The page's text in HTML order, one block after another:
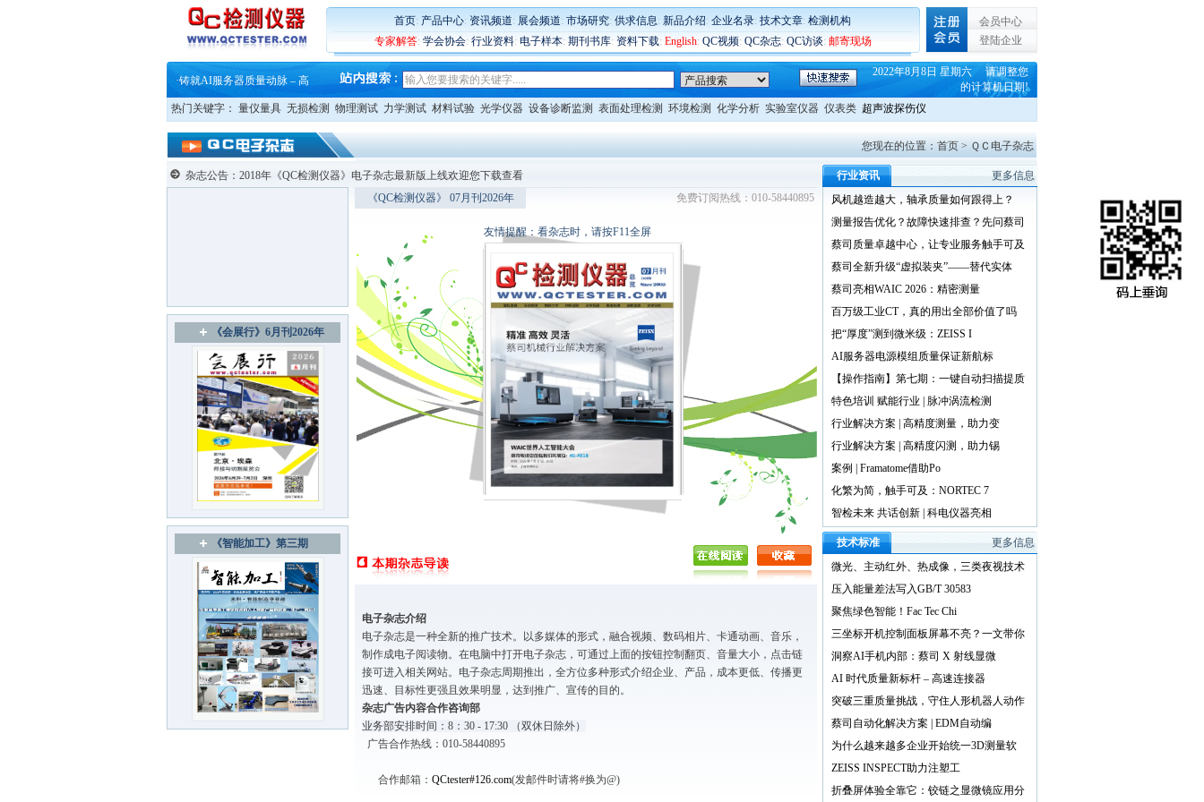
首页: 产品中心: 资讯频道: 展会频道: 市场研究: 供求信息: 新品介绍: 企业名录: 技术文章: 检测机构
专家解答: 学会协会: 行业资料: 电子样本: 期刊书库: 资料下载: English: QC视频: QC杂志: QC访谈: 邮寄现场
会员中心
登陆企业
蔡司软件 | 高效变形分析能
·铸就AI服务器质量动脉 – 高
·铸就AI服务器质量动脉 – 高
·ZEISS BOSELLO ADR 让内部缺
·蔡司和亿纬锂能达成战略合作
·大牌云集 买家升级 ——26
蔡司软件 | 高效变形分析能
·铸就AI服务器质量动脉 – 高
·铸就AI服务器质量动脉 – 高
·ZEISS BOSELLO ADR 让内部缺
2022年8月8日 星期六 请调整您
的计算机日期!
热门关键字： 量仪量具 无损检测 物理测试 力学测试 材料试验 光学仪器 设备诊断监测 表面处理检测 环境检测 化学分析 实验室仪器 仪表类 超声波探伤仪
您现在的位置：首页 > ＱＣ电子杂志
杂志公告：2018年《QC检测仪器》电子杂志最新版上线欢迎您下载查看
《会展行》6月刊2026年
《智能加工》第三期
《QC检测仪器》 07月刊2026年 免费订阅热线：010-58440895
友情提醒：看杂志时，请按F11全屏
电子杂志介绍
电子杂志是一种全新的推广技术。以多媒体的形式，融合视频、数码相片、卡通动画、音乐，
制作成电子阅读物。在电脑中打开电子杂志，可通过上面的按钮控制翻页、音量大小，点击链
接可进入相关网站。电子杂志周期推出，全方位多种形式介绍企业、产品，成本更低、传播更
迅速、目标性更强且效果明显，达到推广、宣传的目的。
杂志广告内容合作咨询部
业务部安排时间：8：30 - 17:30 （双休日除外）
广告合作热线：010-58440895
合作邮箱： QCtester#126.com(发邮件时请将#换为@)
行业资讯
更多信息
风机越造越大，轴承质量如何跟得上？
测量报告优化？故障快速排查？先问蔡司
蔡司质量卓越中心，让专业服务触手可及
蔡司全新升级“虚拟装夹”——替代实体
蔡司亮相WAIC 2026：精密测量
百万级工业CT，真的用出全部价值了吗
把“厚度”测到微米级：ZEISS I
AI服务器电源模组质量保证新航标
【操作指南】第七期：一键自动扫描提质
特色培训 赋能行业 | 脉冲涡流检测
行业解决方案 | 高精度测量，助力变
行业解决方案 | 高精度闪测，助力锡
案例 | Framatome借助Po
化繁为简，触手可及：NORTEC 7
智检未来 共话创新 | 科电仪器亮相
技术标准
更多信息
微光、主动红外、热成像，三类夜视技术
压入能量差法写入GB/T 30583
聚焦绿色智能！Fac Tec Chi
三坐标开机控制面板屏幕不亮？一文带你
洞察AI手机内部：蔡司 X 射线显微
AI 时代质量新标杆 – 高速连接器
突破三重质量挑战，守住人形机器人动作
蔡司自动化解决方案 | EDM自动编
为什么越来越多企业开始统一3D测量软
ZEISS INSPECT助力注塑工
折叠屏体验全靠它：铰链之显微镜应用分